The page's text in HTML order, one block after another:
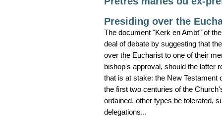
Presiding over the
The document "Kerk en Ambt" of
deal of debate by suggesting that
over the Eucharist to one of their
bishop's approval, should the latter
that is at stake: the New Testament
the first two centuries of the
ordained, other types be tolerated,
delegations...